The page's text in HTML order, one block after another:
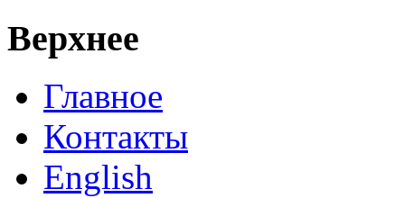
Верхнее
Главное
Контакты
English